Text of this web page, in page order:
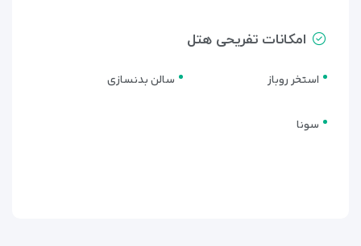
امکانات تفریحی هتل
استخر روباز سالن بدنسازی
سونا